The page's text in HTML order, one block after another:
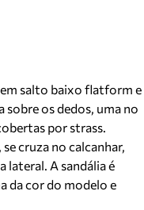
salto baixo flatform e
sobre os dedos, uma no
por strass.
cruza no calcanhar,
A sandália é
da cor do modelo e